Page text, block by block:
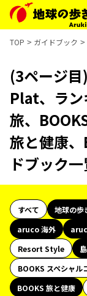
TOP ガイドブック
(3ページ
Plat、ラン
旅、
旅と健康
ドブック
すべて 地球の歩
aruco 海外
Resort Style
BOOKS スペシャル
BOOKS 旅と健康